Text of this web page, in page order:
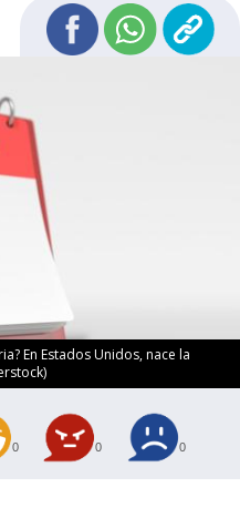
En Estados Unidos, nace la
0 0 0